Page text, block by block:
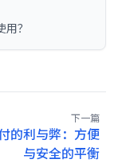
？
下一篇
的利与弊：方便
与安全的平衡